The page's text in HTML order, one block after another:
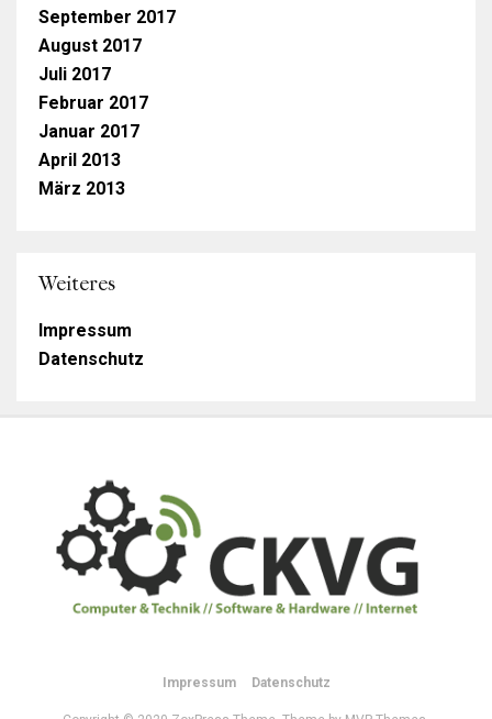
September 2017
August 2017
Juli 2017
Februar 2017
Januar 2017
April 2013
März 2013
Weiteres
Impressum
Datenschutz
Impressum Datenschutz